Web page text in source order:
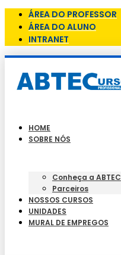
ÁREA DO PROFESSOR
ÁREA DO ALUNO
INTRANET
HOME
SOBRE NÓS
Conheça a ABTEC
Parceiros
NOSSOS CURSOS
UNIDADES
MURAL DE EMPREGOS